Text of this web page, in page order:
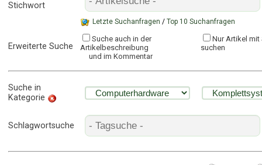
Stichwort
Letzte Suchanfragen / Top 10 Suchanfragen
Erweiterte Suche
Suche auch in der
Artikelbeschreibung
und im Kommentar
Nur Artikel
suchen
Suche in
Kategorie
Schlagwortsuche